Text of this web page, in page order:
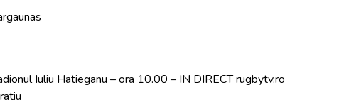
Iuliu Hatieganu – ora 10.00 – IN DIRECT rugbytv.ro